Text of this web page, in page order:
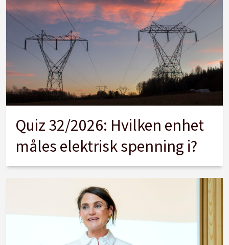
Quiz 32/2026: Hvilken enhet
måles elektrisk spenning i?